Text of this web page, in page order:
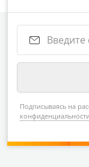
Подписываясь на
конфиденциальности